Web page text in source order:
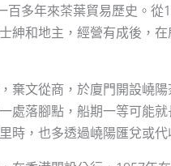
百多年來茶葉貿易歷史。
紳和地主，經營有成後，
棄文從商，於廈門開設嶢
處落腳點，船期一等可能
時，也多透過嶢陽匯兌或